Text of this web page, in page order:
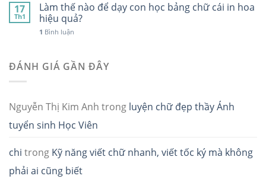
17
Th1
Làm thế nào để dạy con học bảng chữ cái in hoa
hiệu quả?
1 Bình luận
ĐÁNH GIÁ GẦN ĐÂY
Nguyễn Thị Kim Anh trong luyện chữ đẹp thầy Ánh
tuyển sinh Học Viên
chi trong Kỹ năng viết chữ nhanh, viết tốc ký mà không
phải ai cũng biết